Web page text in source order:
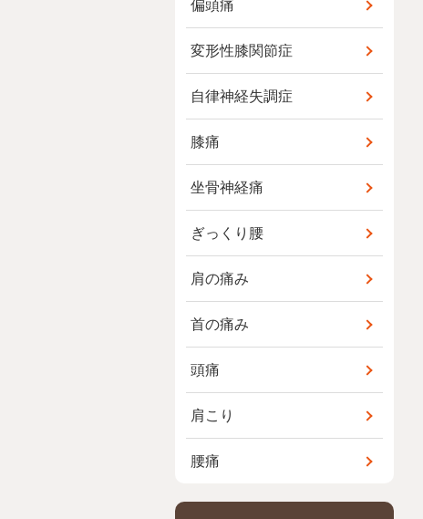
偏頭痛
変形性膝関節症
自律神経失調症
膝痛
坐骨神経痛
ぎっくり腰
肩の痛み
首の痛み
頭痛
肩こり
腰痛